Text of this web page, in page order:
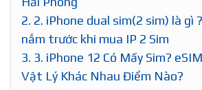
✅ Iphone 1 sim vật lý 1 esim
Nội dung chính:
1.1. iPhone nào dùng được eSIM,